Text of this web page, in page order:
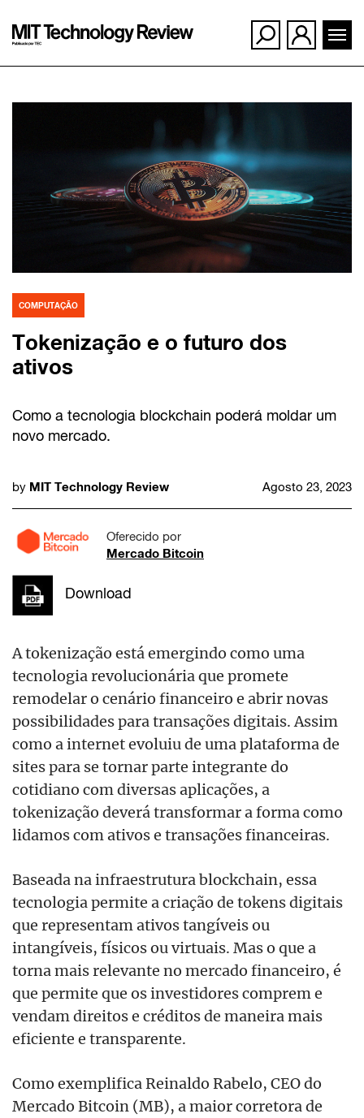
COMPUTAÇÃO
Tokenização e o futuro dos
ativos
Como a tecnologia blockchain poderá moldar um
novo mercado.
by MIT Technology Review Agosto 23, 2023
Oferecido por
Mercado Bitcoin
Download
A tokenização está emergindo como uma
tecnologia revolucionária que promete
remodelar o cenário financeiro e abrir novas
possibilidades para transações digitais. Assim
como a internet evoluiu de uma plataforma de
sites para se tornar parte integrante do
cotidiano com diversas aplicações, a
tokenização deverá transformar a forma como
lidamos com ativos e transações financeiras.
Baseada na infraestrutura blockchain, essa
tecnologia permite a criação de tokens digitais
que representam ativos tangíveis ou
intangíveis, físicos ou virtuais. Mas o que a
torna mais relevante no mercado financeiro, é
que permite que os investidores comprem e
vendam direitos e créditos de maneira mais
eficiente e transparente.
Como exemplifica Reinaldo Rabelo, CEO do
Mercado Bitcoin (MB), a maior corretora de